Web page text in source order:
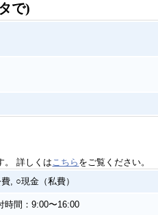
で)
。 詳しくは こちら をご覧ください。
, ○現金（私費）
時間：9:00〜16:00